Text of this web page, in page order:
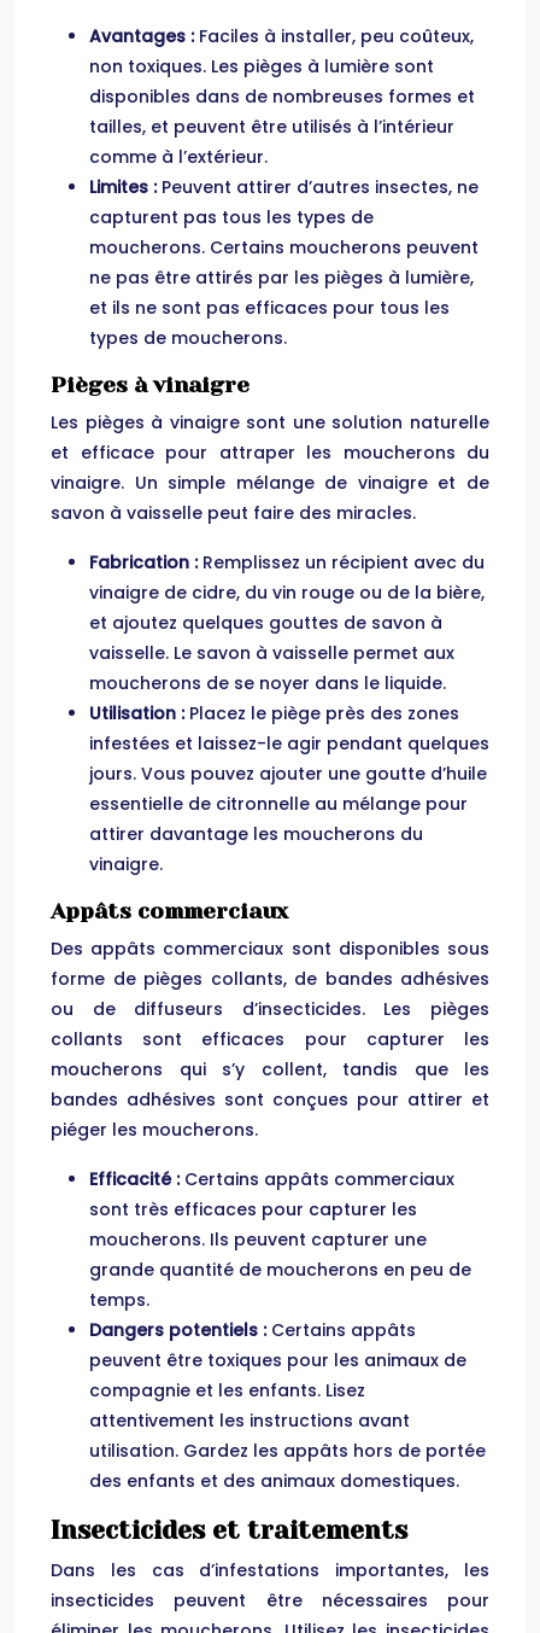
Avantages : Faciles à installer, peu coûteux,
non toxiques. Les pièges à lumière sont
disponibles dans de nombreuses formes et
tailles, et peuvent être utilisés à l’intérieur
comme à l’extérieur.
Limites : Peuvent attirer d’autres insectes, ne
capturent pas tous les types de
moucherons. Certains moucherons peuvent
ne pas être attirés par les pièges à lumière,
et ils ne sont pas efficaces pour tous les
types de moucherons.
Pièges à vinaigre
Les pièges à vinaigre sont une solution naturelle
et efficace pour attraper les moucherons du
vinaigre. Un simple mélange de vinaigre et de
savon à vaisselle peut faire des miracles.
Fabrication : Remplissez un récipient avec du
vinaigre de cidre, du vin rouge ou de la bière,
et ajoutez quelques gouttes de savon à
vaisselle. Le savon à vaisselle permet aux
moucherons de se noyer dans le liquide.
Utilisation : Placez le piège près des zones
infestées et laissez-le agir pendant quelques
jours. Vous pouvez ajouter une goutte d’huile
essentielle de citronnelle au mélange pour
attirer davantage les moucherons du
vinaigre.
Appâts commerciaux
Des appâts commerciaux sont disponibles sous
forme de pièges collants, de bandes adhésives
ou de diffuseurs d’insecticides. Les pièges
collants sont efficaces pour capturer les
moucherons qui s’y collent, tandis que les
bandes adhésives sont conçues pour attirer et
piéger les moucherons.
Efficacité : Certains appâts commerciaux
sont très efficaces pour capturer les
moucherons. Ils peuvent capturer une
grande quantité de moucherons en peu de
temps.
Dangers potentiels : Certains appâts
peuvent être toxiques pour les animaux de
compagnie et les enfants. Lisez
attentivement les instructions avant
utilisation. Gardez les appâts hors de portée
des enfants et des animaux domestiques.
Insecticides et traitements
Dans les cas d’infestations importantes, les
insecticides peuvent être nécessaires pour